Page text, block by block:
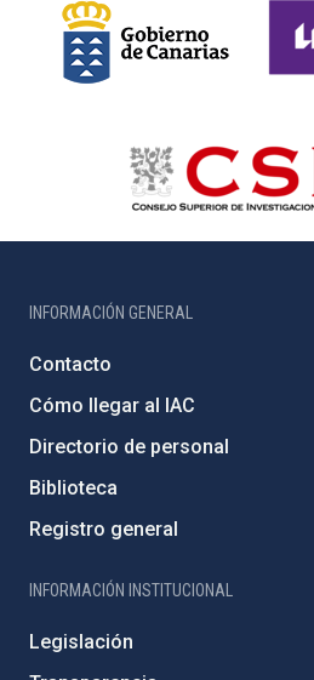
INFORMACIÓN GENERAL
Contacto
Cómo llegar al IAC
Directorio de personal
Biblioteca
Registro general
INFORMACIÓN INSTITUCIONAL
Legislación